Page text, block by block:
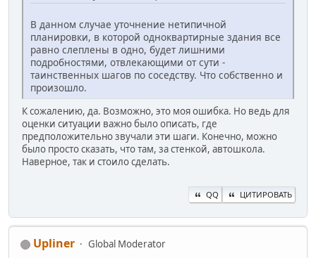
В данном случае уточнение нетипичной
планировки, в которой одноквартирные здания все
равно слеплены в одно, будет лишними
подробностями, отвлекающими от сути -
таинственных шагов по соседству. Что собственно и
произошло.
К сожалению, да. Возможно, это моя ошибка. Но ведь для
оценки ситуации важно было описать, где
предположительно звучали эти шаги. Конечно, можно
было просто сказать, что там, за стенкой, автошкола.
Наверное, так и стоило сделать.
QQ ЦИТИРОВАТЬ
Upliner
Global Moderator